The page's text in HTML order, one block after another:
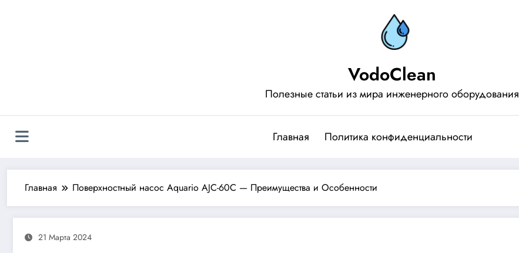
VodoClean
Полезные статьи из мира инженерного оборудования
Главная Политика конфиденциальности
Главная Поверхностный насос Aquario AJC-60C — Преимущества и Особенности
21 Марта 2024